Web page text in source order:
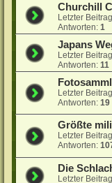
Churchill
Letzter
Antworten:1
Japans
Letzter
Antworten:11
Letzter
Antworten:19
Größte
Letzter
Antworten:
Die
Letzter